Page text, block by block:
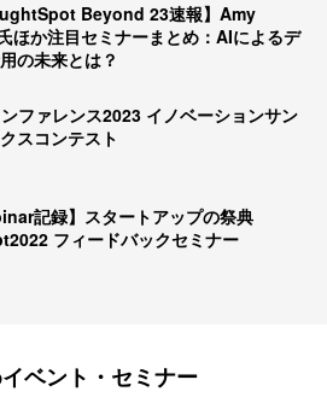
Beyond 23速報】Amy
ほか注目セミナーまとめ：AIによるデ
の未来とは？
ファレンス2023 イノベーションサン
スコンテスト
記録】スタートアップの祭典
フィードバックセミナー
ベント・セミナー